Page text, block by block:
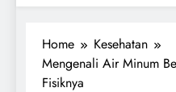
Home
Kesehatan
Mengenali Air Minum
Fisiknya